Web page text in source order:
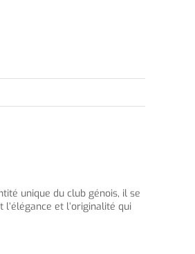
unique du club génois, il se
et l’originalité qui